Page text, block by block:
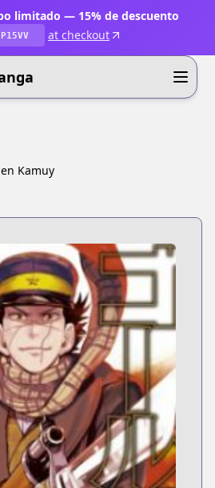
limitado — 15% de descuento
at checkout
Kamuy